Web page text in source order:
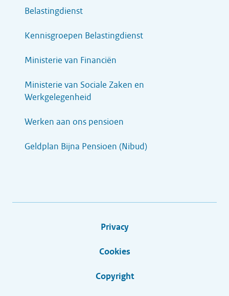
Belastingdienst
Kennisgroepen Belastingdienst
Ministerie van Financiën
Ministerie van Sociale Zaken en
Werkgelegenheid
Werken aan ons pensioen
Geldplan Bijna Pensioen (Nibud)
Privacy
Cookies
Copyright